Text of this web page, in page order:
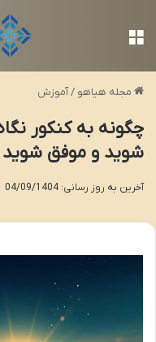
مجله هیاهو /آموزش
چگونه به کنکور
شوید و موفق شوید
آخرین به روز رسانی: 04/09/1404